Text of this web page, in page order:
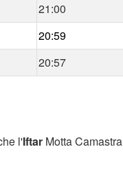
21:00
20:59
20:57
l'Iftar Motta Camastra